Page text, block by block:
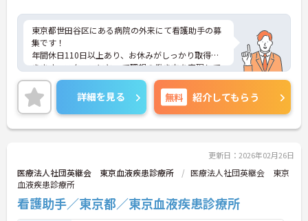
東京都世田谷区にある病院の外来にて看護助手の募
集です！
年間休日110日以上あり、お休みがしっかり取得で
きます。スタッフにとって理想の働き方を実現して
います♪
最寄り駅より徒歩圏内と好立地にあるので、通勤の
ストレスが少ないのも嬉しいポイントです◎
ご興味のある方には、面接対策ポイントなど、さら
に詳細をお話しいたしますのでお気軽にご相談くだ
詳細を見る 無料 紹介してもらう
更新日：2026年02月26日
医療法人社団英継会 東京血液疾患診療所
医療法人社団英継会 東京
血液疾患診療所
看護助手／東京都／東京血液疾患診療所